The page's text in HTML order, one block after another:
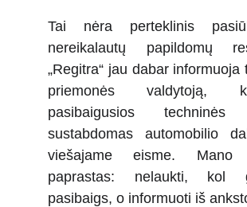
Tai nėra perteklinis
nereikalautų papildomų
„Regitra“ jau dabar informuoja
priemonės valdytoją,
pasibaigusios techninės
sustabdomas automobilio
viešajame eisme. Mano
paprastas: nelaukti, kol
pasibaigs, o informuoti iš